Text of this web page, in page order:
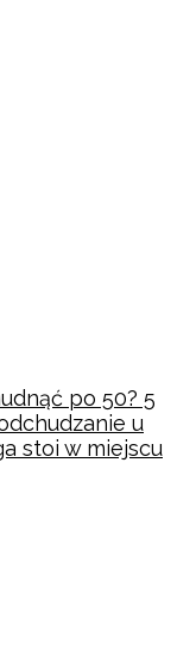
po 50? 5
u
stoi w miejscu